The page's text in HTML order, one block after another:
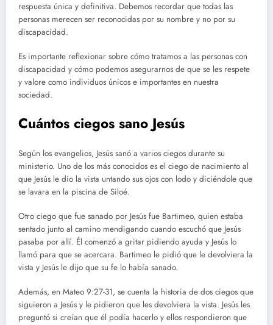
respuesta única y definitiva. Debemos recordar que todas las
personas merecen ser reconocidas por su nombre y no por su
discapacidad.
Es importante reflexionar sobre cómo tratamos a las personas con
discapacidad y cómo podemos asegurarnos de que se les respete
y valore como individuos únicos e importantes en nuestra
sociedad.
Cuántos ciegos sano Jesús
Según los evangelios, Jesús sanó a varios ciegos durante su
ministerio. Uno de los más conocidos es el ciego de nacimiento al
que Jesús le dio la vista untando sus ojos con lodo y diciéndole que
se lavara en la piscina de Siloé.
Otro ciego que fue sanado por Jesús fue Bartimeo, quien estaba
sentado junto al camino mendigando cuando escuchó que Jesús
pasaba por allí. Él comenzó a gritar pidiendo ayuda y Jesús lo
llamó para que se acercara. Bartimeo le pidió que le devolviera la
vista y Jesús le dijo que su fe lo había sanado.
Además, en Mateo 9:27-31, se cuenta la historia de dos ciegos que
siguieron a Jesús y le pidieron que les devolviera la vista. Jesús les
preguntó si creían que él podía hacerlo y ellos respondieron que